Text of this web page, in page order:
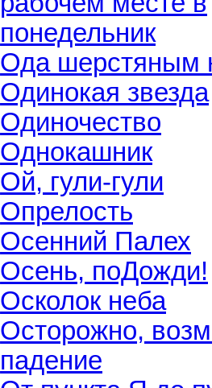
понедельник
Ода шерстяным
Одинокая звезда
Одиночество
Однокашник
Ой, гули-гули
Опрелость
Осенний Палех
Осень, поДожди!
Осколок неба
Осторожно,
падение